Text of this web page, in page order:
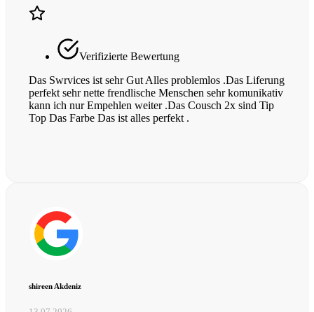
Verifizierte Bewertung
Das Swrvices ist sehr Gut Alles problemlos .Das Liferung
perfekt sehr nette frendlische Menschen sehr komunikativ
kann ich nur Empehlen weiter .Das Cousch 2x sind Tip
Top Das Farbe Das ist alles perfekt .
shireen Akdeniz